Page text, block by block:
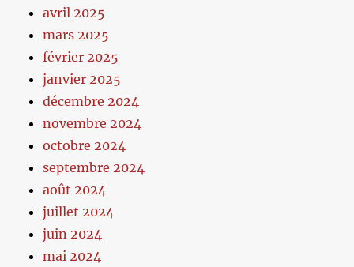
avril 2025
mars 2025
février 2025
janvier 2025
décembre 2024
novembre 2024
octobre 2024
septembre 2024
août 2024
juillet 2024
juin 2024
mai 2024